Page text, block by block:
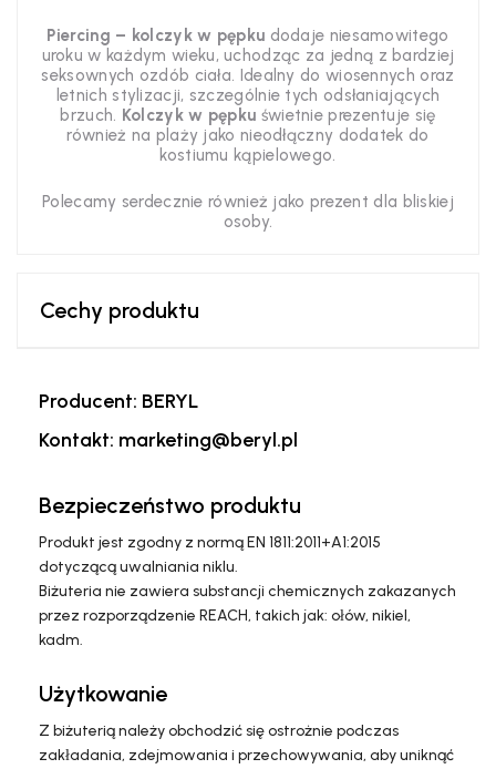
Piercing – kolczyk w pępku dodaje niesamowitego
uroku w każdym wieku, uchodząc za jedną z bardziej
seksownych ozdób ciała. Idealny do wiosennych oraz
letnich stylizacji, szczególnie tych odsłaniających
brzuch. Kolczyk w pępku świetnie prezentuje się
również na plaży jako nieodłączny dodatek do
kostiumu kąpielowego.
Polecamy serdecznie również jako prezent dla bliskiej
osoby.
Cechy produktu
Producent: BERYL
Kontakt: marketing@beryl.pl
Bezpieczeństwo produktu
Produkt jest zgodny z normą EN 1811:2011+A1:2015
dotyczącą uwalniania niklu.
Biżuteria nie zawiera substancji chemicznych zakazanych
przez rozporządzenie REACH, takich jak: ołów, nikiel,
kadm.
Użytkowanie
Z biżuterią należy obchodzić się ostrożnie podczas
zakładania, zdejmowania i przechowywania, aby uniknąć